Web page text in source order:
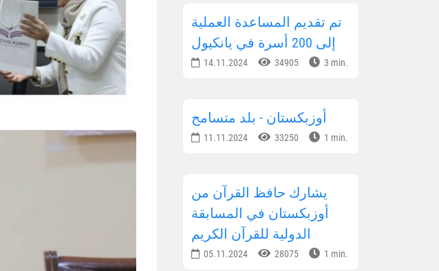
تم تقديم المساعدة العملية
إلى 200 أسرة في يانكيول
14.11.2024 34905 3 min.
أوزبكستان - بلد متسامح
11.11.2024 33250 1 min.
يشارك حافظ القرآن من
أوزبكستان في المسابقة
الدولية للقرآن الكريم
05.11.2024 28075 1 min.